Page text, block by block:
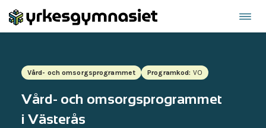
Hoppa
Vård- och omsorgsprogrammet Programkod: VO
Vård- och omsorgsprogrammet
i Västerås